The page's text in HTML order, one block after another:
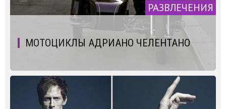
РАЗВЛЕЧЕНИЯ
МОТОЦИКЛЫ АДРИАНО ЧЕЛЕНТАНО